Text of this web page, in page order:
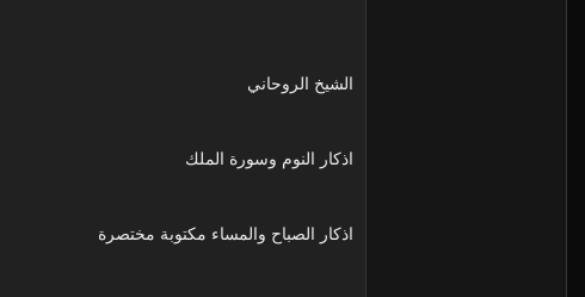
الشيخ الروحاني
اذكار النوم وسورة الملك
اذكار الصباح والمساء مكتوبة مختصرة